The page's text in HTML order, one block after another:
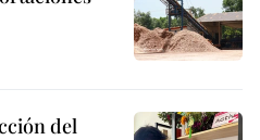
del